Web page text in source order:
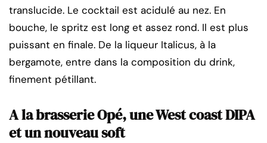
translucide. Le cocktail est acidulé au nez. En
bouche, le spritz est long et assez rond. Il est plus
puissant en finale. De la liqueur Italicus, à la
bergamote, entre dans la composition du drink,
finement pétillant.
A la brasserie Opé, une West coast DIPA
et un nouveau soft